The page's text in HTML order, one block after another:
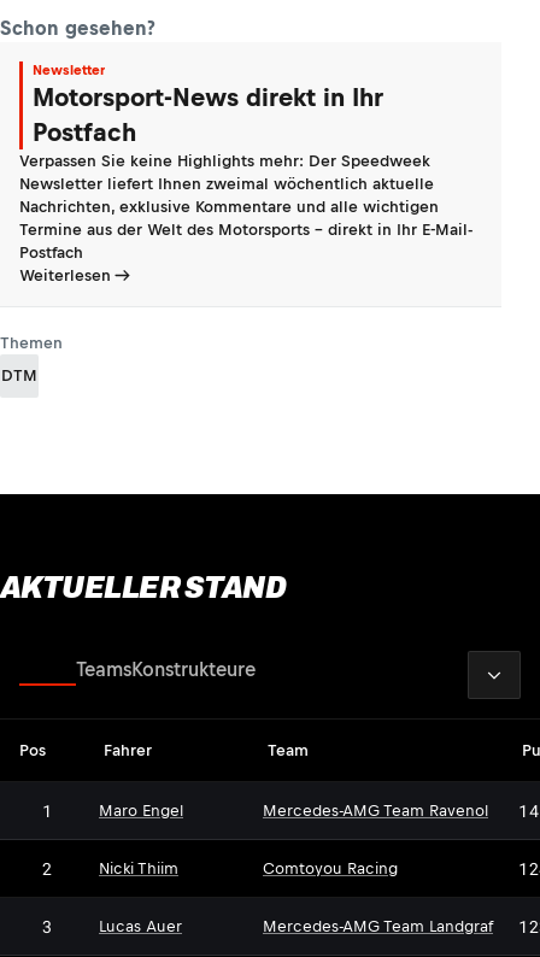
Schon gesehen?
Newsletter
Motorsport-News direkt in Ihr
Postfach
Verpassen Sie keine Highlights mehr: Der Speedweek
Newsletter liefert Ihnen zweimal wöchentlich aktuelle
Nachrichten, exklusive Kommentare und alle wichtigen
Termine aus der Welt des Motorsports - direkt in Ihr E-Mail-
Postfach
Weiterlesen
Themen
DTM
AKTUELLER STAND
TeamsKonstrukteure
Pos Fahrer Team
1 Maro Engel Mercedes-AMG Team Ravenol
2 Nicki Thiim Comtoyou Racing
3 Lucas Auer Mercedes-AMG Team Landgraf